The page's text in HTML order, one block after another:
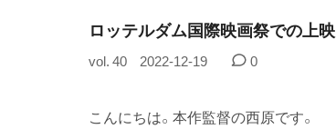
ロッテルダム国際映画祭での上映
vol. 40 2022-12-19 0
こんにちは。本作監督の西原です。